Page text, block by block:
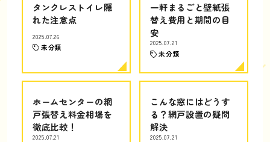
タンクレストイレ隠
れた注意点
2025.07.26
未分類
一軒まるごと壁紙張
替え費用と期間の目
安
2025.07.21
未分類
ホームセンターの網
戸張替え料金相場を
徹底比較！
2025.07.21
こんな窓にはどうす
る？網戸設置の疑問
解決
2025.07.21